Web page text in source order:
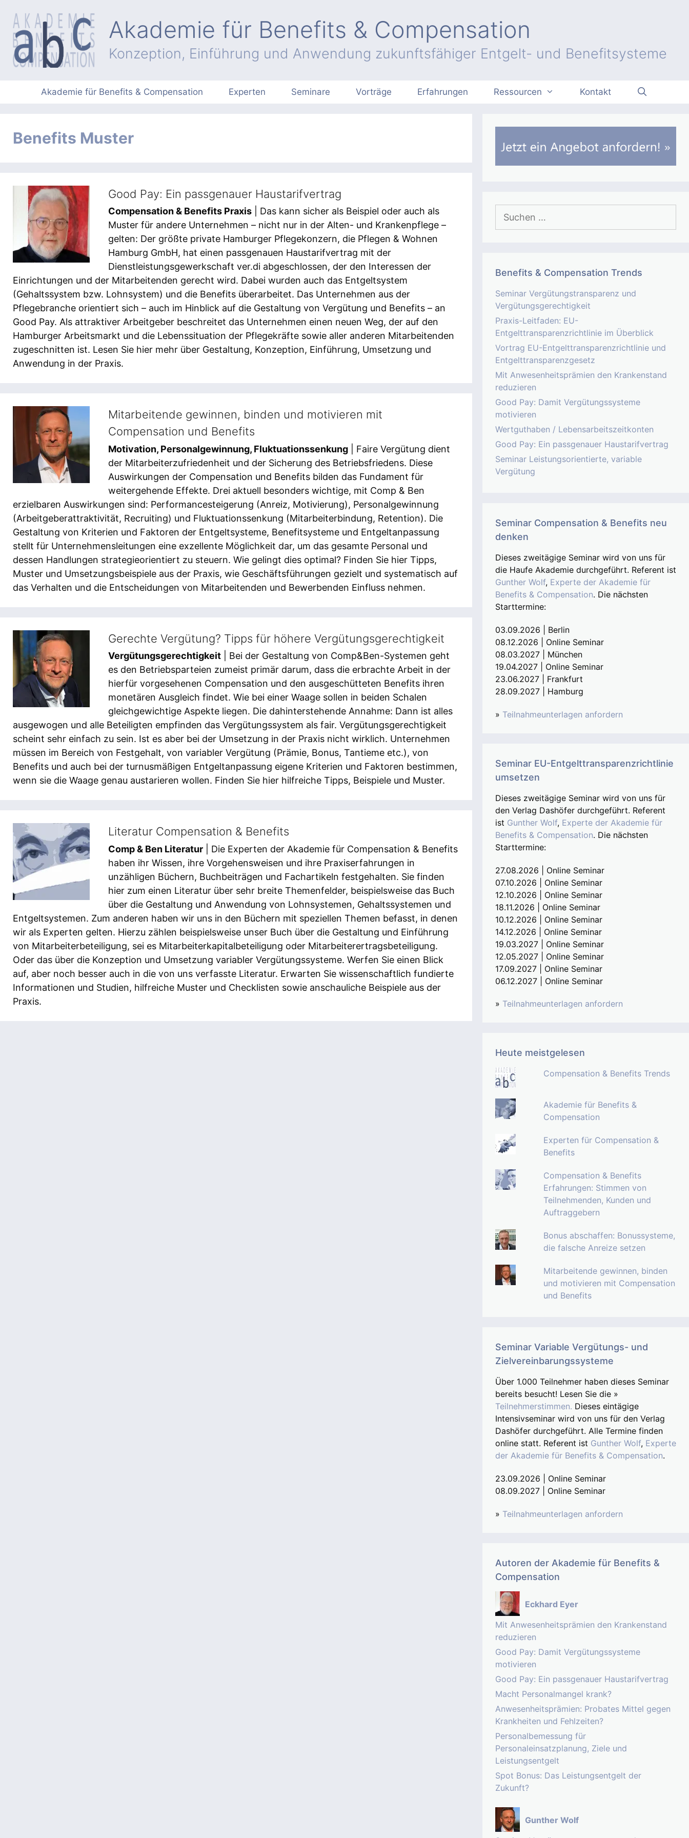
Inhalt
springen
Akademie für Benefits & Compensation
Konzeption, Einführung und Anwendung zukunftsfähiger Entgelt- und Benefitsysteme
Akademie für Benefits & Compensation Experten Seminare Vorträge Erfahrungen Ressourcen Kontakt
Benefits Muster
Good Pay: Ein passgenauer Haustarifvertrag
Compensation & Benefits Praxis | Das kann sicher als Beispiel oder auch als
Muster für andere Unternehmen – nicht nur in der Alten- und Krankenpflege –
gelten: Der größte private Hamburger Pflegekonzern, die Pflegen & Wohnen
Hamburg GmbH, hat einen passgenauen Haustarifvertrag mit der
Dienstleistungsgewerkschaft ver.di abgeschlossen, der den Interessen der
Einrichtungen und der Mitarbeitenden gerecht wird. Dabei wurden auch das Entgeltsystem
(Gehaltssystem bzw. Lohnsystem) und die Benefits überarbeitet. Das Unternehmen aus der
Pflegebranche orientiert sich – auch im Hinblick auf die Gestaltung von Vergütung und Benefits – an
Good Pay. Als attraktiver Arbeitgeber beschreitet das Unternehmen einen neuen Weg, der auf den
Hamburger Arbeitsmarkt und die Lebenssituation der Pflegekräfte sowie aller anderen Mitarbeitenden
zugeschnitten ist. Lesen Sie hier mehr über Gestaltung, Konzeption, Einführung, Umsetzung und
Anwendung in der Praxis.
Mitarbeitende gewinnen, binden und motivieren mit
Compensation und Benefits
Motivation, Personalgewinnung, Fluktuationssenkung | Faire Vergütung dient
der Mitarbeiterzufriedenheit und der Sicherung des Betriebsfriedens. Diese
Auswirkungen der Compensation und Benefits bilden das Fundament für
weitergehende Effekte. Drei aktuell besonders wichtige, mit Comp & Ben
erzielbaren Auswirkungen sind: Performancesteigerung (Anreiz, Motivierung), Personalgewinnung
(Arbeitgeberattraktivität, Recruiting) und Fluktuationssenkung (Mitarbeiterbindung, Retention). Die
Gestaltung von Kriterien und Faktoren der Entgeltsysteme, Benefitsysteme und Entgeltanpassung
stellt für Unternehmensleitungen eine exzellente Möglichkeit dar, um das gesamte Personal und
dessen Handlungen strategieorientiert zu steuern. Wie gelingt dies optimal? Finden Sie hier Tipps,
Muster und Umsetzungsbeispiele aus der Praxis, wie Geschäftsführungen gezielt und systematisch auf
das Verhalten und die Entscheidungen von Mitarbeitenden und Bewerbenden Einfluss nehmen.
Gerechte Vergütung? Tipps für höhere Vergütungsgerechtigkeit
Vergütungsgerechtigkeit | Bei der Gestaltung von Comp&Ben-Systemen geht
es den Betriebsparteien zumeist primär darum, dass die erbrachte Arbeit in der
hierfür vorgesehenen Compensation und den ausgeschütteten Benefits ihren
monetären Ausgleich findet. Wie bei einer Waage sollen in beiden Schalen
gleichgewichtige Aspekte liegen. Die dahinterstehende Annahme: Dann ist alles
ausgewogen und alle Beteiligten empfinden das Vergütungssystem als fair. Vergütungsgerechtigkeit
scheint sehr einfach zu sein. Ist es aber bei der Umsetzung in der Praxis nicht wirklich. Unternehmen
müssen im Bereich von Festgehalt, von variabler Vergütung (Prämie, Bonus, Tantieme etc.), von
Benefits und auch bei der turnusmäßigen Entgeltanpassung eigene Kriterien und Faktoren bestimmen,
wenn sie die Waage genau austarieren wollen. Finden Sie hier hilfreiche Tipps, Beispiele und Muster.
Literatur Compensation & Benefits
Comp & Ben Literatur | Die Experten der Akademie für Compensation & Benefits
haben ihr Wissen, ihre Vorgehensweisen und ihre Praxiserfahrungen in
unzähligen Büchern, Buchbeiträgen und Fachartikeln festgehalten. Sie finden
hier zum einen Literatur über sehr breite Themenfelder, beispielsweise das Buch
über die Gestaltung und Anwendung von Lohnsystemen, Gehaltssystemen und
Entgeltsystemen. Zum anderen haben wir uns in den Büchern mit speziellen Themen befasst, in denen
wir als Experten gelten. Hierzu zählen beispielsweise unser Buch über die Gestaltung und Einführung
von Mitarbeiterbeteiligung, sei es Mitarbeiterkapitalbeteiligung oder Mitarbeiterertragsbeteiligung.
Oder das über die Konzeption und Umsetzung variabler Vergütungssysteme. Werfen Sie einen Blick
auf, aber noch besser auch in die von uns verfasste Literatur. Erwarten Sie wissenschaftlich fundierte
Informationen und Studien, hilfreiche Muster und Checklisten sowie anschauliche Beispiele aus der
Praxis.
nach:
Benefits & Compensation Trends
Seminar Vergütungstransparenz und
Vergütungsgerechtigkeit
Praxis-Leitfaden: EU-
Entgelttransparenzrichtlinie im Überblick
Vortrag EU-Entgelttransparenzrichtlinie und
Entgelttransparenzgesetz
Mit Anwesenheitsprämien den Krankenstand
reduzieren
Good Pay: Damit Vergütungssysteme
motivieren
Wertguthaben / Lebensarbeitszeitkonten
Good Pay: Ein passgenauer Haustarifvertrag
Seminar Leistungsorientierte, variable
Vergütung
Seminar Compensation & Benefits neu
denken
Dieses zweitägige Seminar wird von uns für
die Haufe Akademie durchgeführt. Referent ist
Gunther Wolf, Experte der Akademie für
Benefits & Compensation. Die nächsten
Starttermine:
03.09.2026 | Berlin
08.12.2026 | Online Seminar
08.03.2027 | München
19.04.2027 | Online Seminar
23.06.2027 | Frankfurt
28.09.2027 | Hamburg
» Teilnahmeunterlagen anfordern
Seminar EU-Entgelttransparenzrichtlinie
umsetzen
Dieses zweitägige Seminar wird von uns für
den Verlag Dashöfer durchgeführt. Referent
ist Gunther Wolf, Experte der Akademie für
Benefits & Compensation. Die nächsten
Starttermine:
27.08.2026 | Online Seminar
07.10.2026 | Online Seminar
12.10.2026 | Online Seminar
18.11.2026 | Online Seminar
10.12.2026 | Online Seminar
14.12.2026 | Online Seminar
19.03.2027 | Online Seminar
12.05.2027 | Online Seminar
17.09.2027 | Online Seminar
06.12.2027 | Online Seminar
» Teilnahmeunterlagen anfordern
Heute meistgelesen
Compensation & Benefits Trends
Akademie für Benefits &
Compensation
Experten für Compensation &
Benefits
Compensation & Benefits
Erfahrungen: Stimmen von
Teilnehmenden, Kunden und
Auftraggebern
Bonus abschaffen: Bonussysteme,
die falsche Anreize setzen
Mitarbeitende gewinnen, binden
und motivieren mit Compensation
und Benefits
Seminar Variable Vergütungs- und
Zielvereinbarungssysteme
Über 1.000 Teilnehmer haben dieses Seminar
bereits besucht! Lesen Sie die »
Teilnehmerstimmen. Dieses eintägige
Intensivseminar wird von uns für den Verlag
Dashöfer durchgeführt. Alle Termine finden
online statt. Referent ist Gunther Wolf, Experte
der Akademie für Benefits & Compensation.
23.09.2026 | Online Seminar
08.09.2027 | Online Seminar
» Teilnahmeunterlagen anfordern
Autoren der Akademie für Benefits &
Compensation
Eckhard Eyer
Mit Anwesenheitsprämien den Krankenstand
reduzieren
Good Pay: Damit Vergütungssysteme
motivieren
Good Pay: Ein passgenauer Haustarifvertrag
Macht Personalmangel krank?
Anwesenheitsprämien: Probates Mittel gegen
Krankheiten und Fehlzeiten?
Personalbemessung für
Personaleinsatzplanung, Ziele und
Leistungsentgelt
Spot Bonus: Das Leistungsentgelt der
Zukunft?
Gunther Wolf